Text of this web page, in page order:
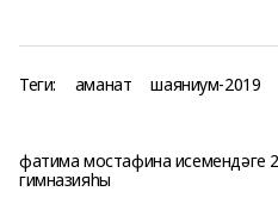
Теги: аманат шаяниум-2019
фатима мостафина исемендәге
гимназияһы